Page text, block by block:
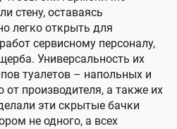
стену, оставаясь
легко открыть для
сервисному персоналу,
Универсальность их
туалетов – напольных и
производителя, а также их
эти скрытые бачки
не одного, а всех